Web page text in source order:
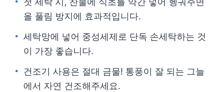
올 풀림 방지에 효과적입니다.
세탁망에 넣어 중성세제로 단독 손세탁하는 것
이 가장 좋습니다.
건조기 사용은 절대 금물! 통풍이 잘 되는 그늘
에서 자연 건조해주세요.